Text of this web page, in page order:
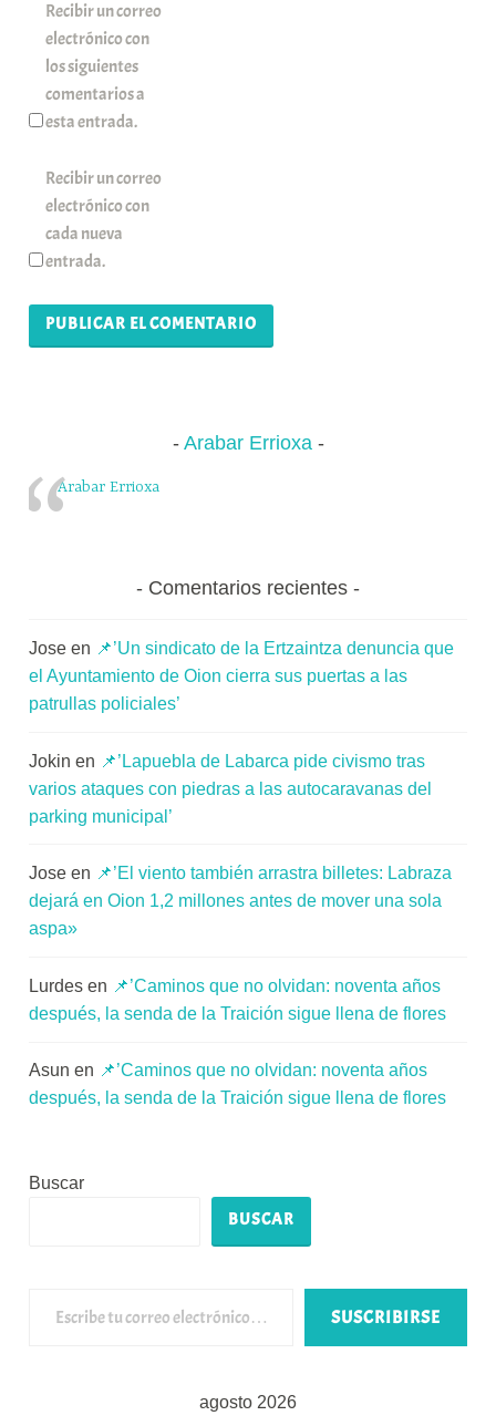
Recibir un correo
electrónico con
los siguientes
comentarios a
esta entrada.
Recibir un correo
electrónico con
cada nueva
entrada.
Arabar Errioxa
Arabar Errioxa
Comentarios recientes
Jose en 📌’Un sindicato de la Ertzaintza denuncia que
el Ayuntamiento de Oion cierra sus puertas a las
patrullas policiales’
Jokin en 📌’Lapuebla de Labarca pide civismo tras
varios ataques con piedras a las autocaravanas del
parking municipal’
Jose en 📌’El viento también arrastra billetes: Labraza
dejará en Oion 1,2 millones antes de mover una sola
aspa»
Lurdes en 📌’Caminos que no olvidan: noventa años
después, la senda de la Traición sigue llena de flores
Asun en 📌’Caminos que no olvidan: noventa años
después, la senda de la Traición sigue llena de flores
Buscar
BUSCAR
SUSCRIBIRSE
agosto 2026